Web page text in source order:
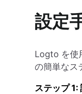
設定
Logto を使
の簡単なス
ステップ 1: